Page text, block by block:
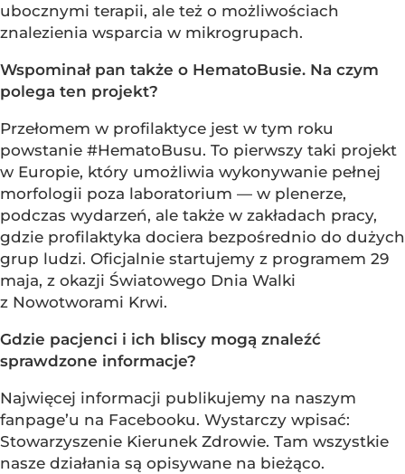
ubocznymi terapii, ale też o możliwościach
znalezienia wsparcia w mikrogrupach.
Wspominał pan także o HematoBusie. Na czym
polega ten projekt?
Przełomem w profilaktyce jest w tym roku
powstanie #HematoBusu. To pierwszy taki projekt
w Europie, który umożliwia wykonywanie pełnej
morfologii poza laboratorium — w plenerze,
podczas wydarzeń, ale także w zakładach pracy,
gdzie profilaktyka dociera bezpośrednio do dużych
grup ludzi. Oficjalnie startujemy z programem 29
maja, z okazji Światowego Dnia Walki
z Nowotworami Krwi.
Gdzie pacjenci i ich bliscy mogą znaleźć
sprawdzone informacje?
Najwięcej informacji publikujemy na naszym
fanpage’u na Facebooku. Wystarczy wpisać:
Stowarzyszenie Kierunek Zdrowie. Tam wszystkie
nasze działania są opisywane na bieżąco.